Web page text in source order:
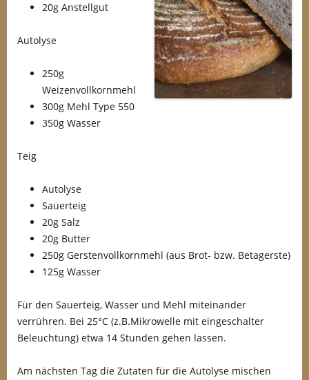
20g Anstellgut
Autolyse
250g
Weizenvollkornmehl
300g Mehl Type 550
350g Wasser
Teig
Autolyse
Sauerteig
20g Salz
20g Butter
250g Gerstenvollkornmehl (aus Brot- bzw. Betagerste)
125g Wasser
Für den Sauerteig, Wasser und Mehl miteinander
verrühren. Bei 25°C (z.B.Mikrowelle mit eingeschalter
Beleuchtung) etwa 14 Stunden gehen lassen.
Am nächsten Tag die Zutaten für die Autolyse mischen